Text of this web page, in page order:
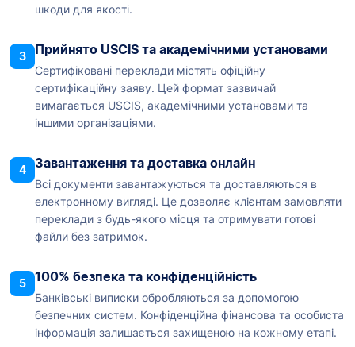
шкоди для якості.
3 Прийнято USCIS та академічними установами
Сертифіковані переклади містять офіційну
сертифікаційну заяву. Цей формат зазвичай
вимагається USCIS, академічними установами та
іншими організаціями.
4 Завантаження та доставка онлайн
Всі документи завантажуються та доставляються в
електронному вигляді. Це дозволяє клієнтам замовляти
переклади з будь-якого місця та отримувати готові
файли без затримок.
5 100% безпека та конфіденційність
Банківські виписки обробляються за допомогою
безпечних систем. Конфіденційна фінансова та особиста
інформація залишається захищеною на кожному етапі.